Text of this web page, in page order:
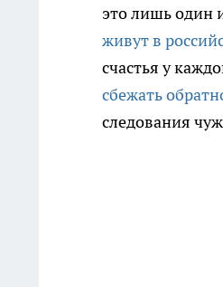
это лишь один
живут в
счастья у
сбежать
следования